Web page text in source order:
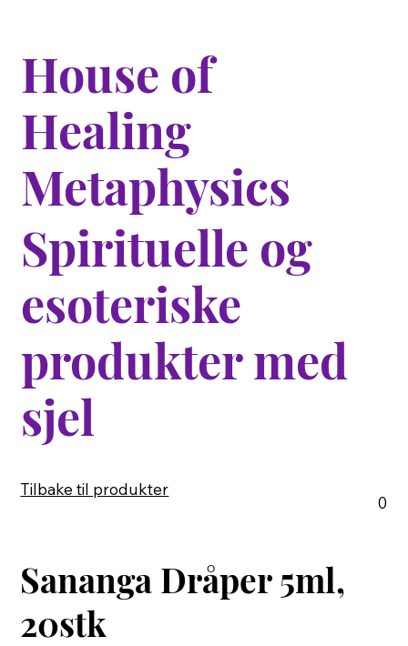
House of
Healing
Metaphysics
Spirituelle og
esoteriske
produkter med
sjel
Tilbake til produkter
0
Sananga Dråper 5ml,
20stk